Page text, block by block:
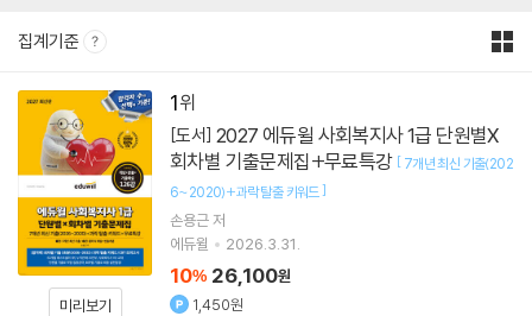
집계기준
1
미리보기
[도서]
회차별 기출문제집+무료특강 [ 7개년 최신 기출(202
6~2020)+과락 탈출 키워드]
손용근저
에듀윌
2026.3.31.
10% 26,100원
1,450원